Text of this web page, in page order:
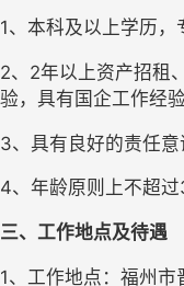
1、本科及以上学历，
2、2年以上资产招租
验，具有国企工作经
3、具有良好的责任
4、年龄原则上不超过
三、工作地点及待遇
1、工作地点：福州市